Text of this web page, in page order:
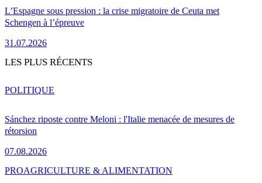
L’Espagne sous pression : la crise migratoire de Ceuta met
Schengen à l’épreuve
31.07.2026
LES PLUS RÉCENTS
Sánchez riposte contre Meloni : l'Italie menacée de mesures de
rétorsion
07.08.2026
POLITIQUE
PROAGRICULTURE & ALIMENTATION